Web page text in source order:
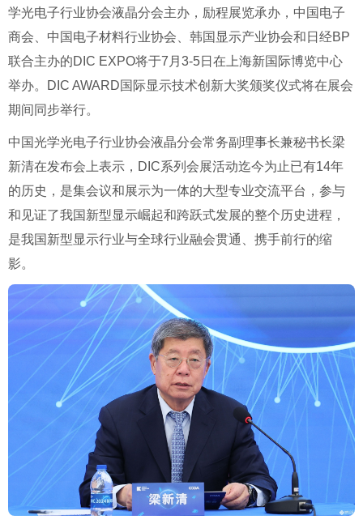
学光电子行业协会液晶分会主办，励程展览承办，中国电子
商会、中国电子材料行业协会、韩国显示产业协会和日经BP
联合主办的DIC EXPO将于7月3-5日在上海新国际博览中心
举办。DIC AWARD国际显示技术创新大奖颁奖仪式将在展会
期间同步举行。
中国光学光电子行业协会液晶分会常务副理事长兼秘书长梁
新清在发布会上表示，DIC系列会展活动迄今为止已有14年
的历史，是集会议和展示为一体的大型专业交流平台，参与
和见证了我国新型显示崛起和跨跃式发展的整个历史进程，
是我国新型显示行业与全球行业融会贯通、携手前行的缩
影。